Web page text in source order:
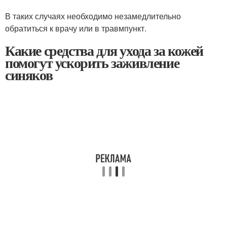
В таких случаях необходимо незамедлительно
обратиться к врачу или в травмпункт.
Какие средства для ухода за кожей
помогут ускорить заживление
синяков